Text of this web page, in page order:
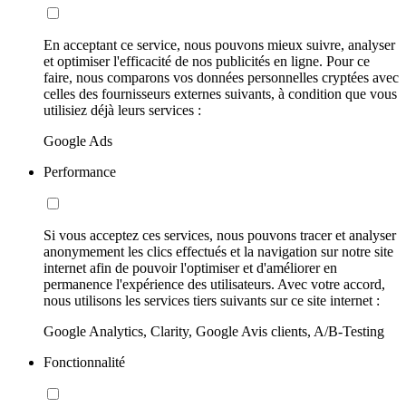
En acceptant ce service, nous pouvons mieux suivre, analyser
et optimiser l'efficacité de nos publicités en ligne. Pour ce
faire, nous comparons vos données personnelles cryptées avec
celles des fournisseurs externes suivants, à condition que vous
utilisiez déjà leurs services :
Google Ads
Performance
Si vous acceptez ces services, nous pouvons tracer et analyser
anonymement les clics effectués et la navigation sur notre site
internet afin de pouvoir l'optimiser et d'améliorer en
permanence l'expérience des utilisateurs. Avec votre accord,
nous utilisons les services tiers suivants sur ce site internet :
Google Analytics, Clarity, Google Avis clients, A/B-Testing
Fonctionnalité